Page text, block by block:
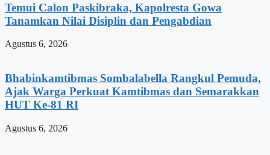
Temui Calon Paskibraka, Kapolresta Gowa
Tanamkan Nilai Disiplin dan Pengabdian
Agustus 6, 2026
Bhabinkamtibmas Sombalabella Rangkul Pemuda,
Ajak Warga Perkuat Kamtibmas dan Semarakkan
HUT Ke-81 RI
Agustus 6, 2026